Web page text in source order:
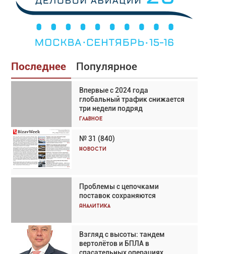
Последнее Популярное
Впервые с 2024 года
глобальный трафик снижается
три недели подряд
Главное
№ 31 (840)
Новости
Проблемы с цепочками
поставок сохраняются
Аналитика
Взгляд с высоты: тандем
вертолётов и БПЛА в
Взгляд с высоты: тандем
вертолётов и БПЛА в
спасательных операциях
Главное
Авиационный фотограф Дэйв
Кох: «Фотография говорит сама
Впервые с 2024 года
глобальный трафик снижается
три недели подряд
Частный самолёт – это актив.
Подходите к покупке